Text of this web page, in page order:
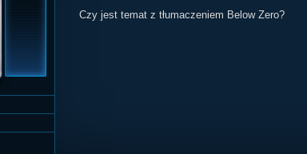
Czy jest temat z tłumaczeniem Below Zero?